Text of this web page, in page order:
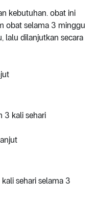
kebutuhan. obat ini
obat selama 3 minggu
lalu dilanjutkan secara
3 kali sehari
sehari selama 3